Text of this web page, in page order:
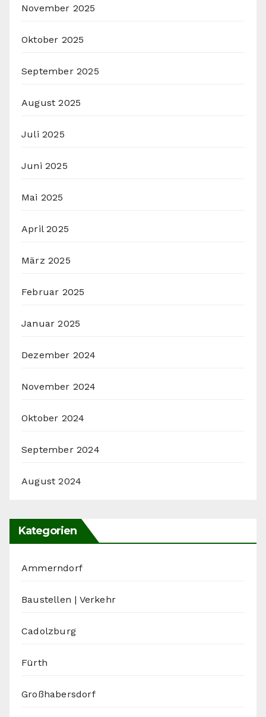
November 2025
Oktober 2025
September 2025
August 2025
Juli 2025
Juni 2025
Mai 2025
April 2025
März 2025
Februar 2025
Januar 2025
Dezember 2024
November 2024
Oktober 2024
September 2024
August 2024
Kategorien
Ammerndorf
Baustellen | Verkehr
Cadolzburg
Fürth
Großhabersdorf